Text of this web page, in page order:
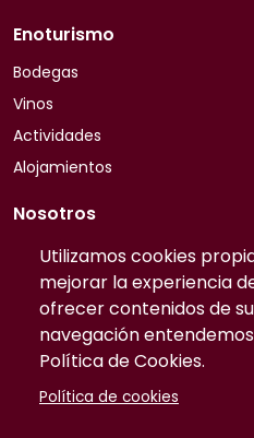
Utilizamos cookies
mejorar la experiencia
ofrecer contenidos de
navegación
Política de Cookies.
Política de cookies
Enoturismo
Bodegas
Vinos
Actividades
Alojamientos
Nosotros
Quiénes somos
Contacto
Preguntas frecuentes
Tarifas
Información